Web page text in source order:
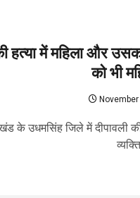
हत्या में महिला और
को भी
के उधमसिंह जिले में दीपावली